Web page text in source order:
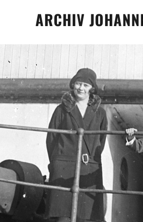
ARCHIV